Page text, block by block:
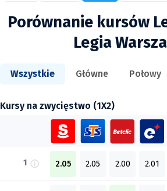
Porównanie kursów
Legia
Wszystkie Główne Połowy
Kursy na zwycięstwo (1X2)
1 2.05 2.05 2.00 2.01